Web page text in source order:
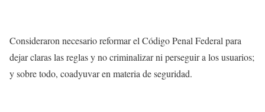
Consideraron necesario reformar el Código Penal Federal para
dejar claras las reglas y no criminalizar ni perseguir a los usuarios;
y sobre todo, coadyuvar en materia de seguridad.